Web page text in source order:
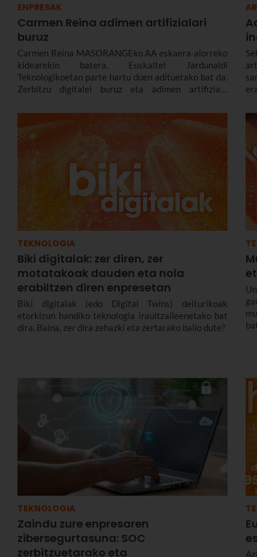
ENPRESAK
Carmen Reina adimen artifizialari
buruz
Carmen Reina MASORANGEko AA eskaera-alorreko
kidearekin batera, Euskaltel Jardunaldi
Teknologikoetan parte hartu duen adituetako bat da.
Zerbitzu digitalei buruz eta adimen artifiziala
egungo egoera erreala nahiz etorkizuneko erronkak
kontuan hartuta.
TEKNOLOGIA
Biki digitalak: zer diren, zer
motatakoak dauden eta nola
erabiltzen diren enpresetan
Biki digitalak (edo Digital Twins) deiturikoak
etorkizun handiko teknologia iraultzaileenetako bat
dira. Baina, zer dira zehazki eta zertarako balio dute?
TEKNOLOGIA
Zaindu zure enpresaren
zibersegurtasuna: SOC
zerbitzuetarako eta